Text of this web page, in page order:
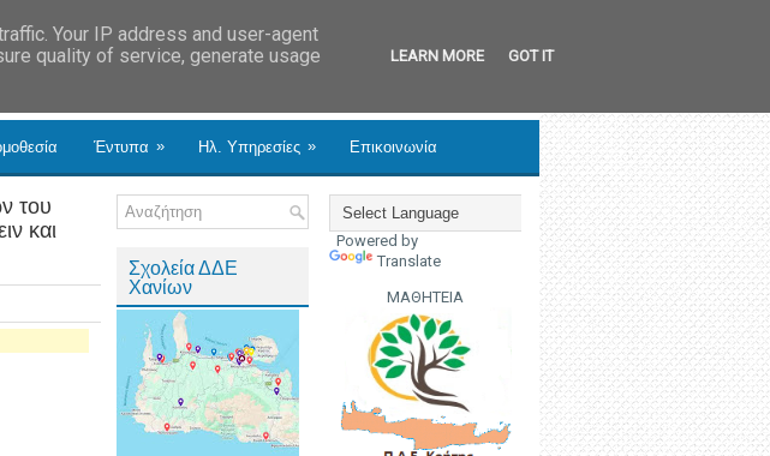
Έντυπα » Ηλ. Υπηρεσίες » Επικοινωνία
του
και
Σχολεία ΔΔΕ
Χανίων
Powered by
Translate
ΜΑΘΗΤΕΙΑ
Your IP address and user-agent
quality of service, generate usage
LEARN MORE GOT IT